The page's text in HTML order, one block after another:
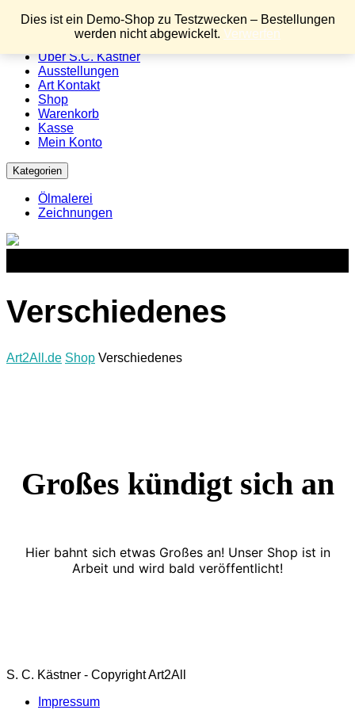
Dies ist ein Demo-Shop zu Testzwecken – Bestellungen
werden nicht abgewickelt. Verwerfen
Menu
Über S.C. Kästner
Ausstellungen
Art Kontakt
Shop
Warenkorb
Kasse
Mein Konto
Kategorien
Ölmalerei
Zeichnungen
Verschiedenes
Art2All.de Shop Verschiedenes
Großes kündigt sich an
Hier bahnt sich etwas Großes an! Unser Shop ist in
Arbeit und wird bald veröffentlicht!
S. C. Kästner - Copyright Art2All
Impressum